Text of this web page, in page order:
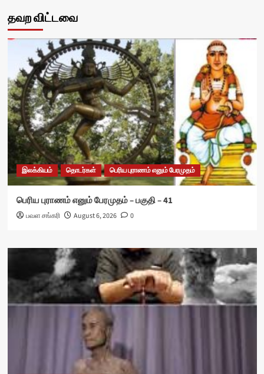
தவற விட்டவை
இலக்கியம் தொடர்கள் பெரிய புராணம் எனும் பேரமுதம்
பெரிய புராணம் எனும் பேரமுதம் – பகுதி – 41
பவள சங்கரி August 6, 2026 0